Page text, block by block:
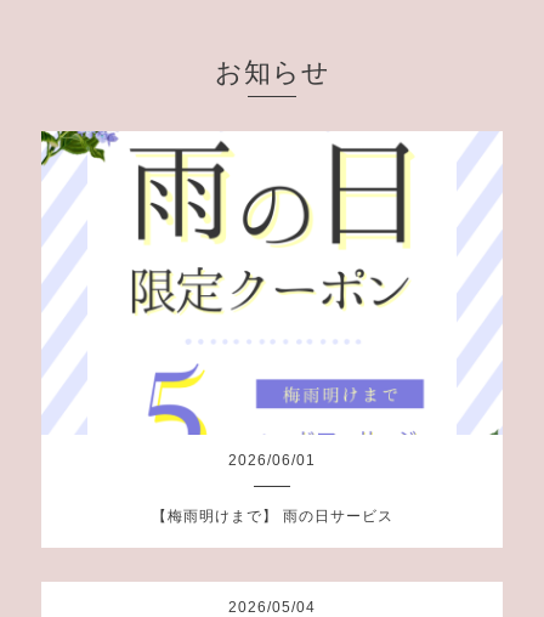
お知らせ
2026/06/01
【梅雨明けまで】 雨の日サービス
2026/05/04